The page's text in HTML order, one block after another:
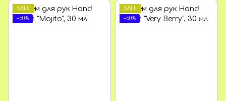
SALE
−50%
SALE
−50%